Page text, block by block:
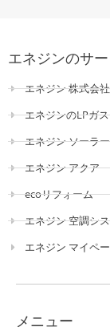
メニュー
エネジンのサ
エネジン 株式会社
エネジンのLPガス
エネジン ソーラー
エネジン アクア
ecoリフォーム
エネジン 空調シ
エネジン マイペ